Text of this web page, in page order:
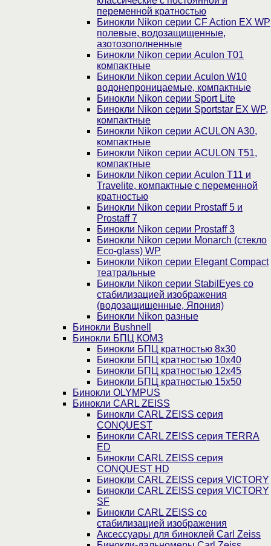
переменной кратностью
Бинокли Nikon серии СF Action EX WP
полевые, водозащищенные,
азотозополненные
Бинокли Nikon серии Aculon T01
компактные
Бинокли Nikon серии Aculon W10
водонепроницаемые, компактные
Бинокли Nikon серии Sport Lite
Бинокли Nikon серии Sportstar EX WP,
компактные
Бинокли Nikon серии ACULON A30,
компактные
Бинокли Nikon серии ACULON Т51,
компактные
Бинокли Nikon серии Aculon T11 и
Travelite, компактные с переменной
кратностью
Бинокли Nikon серии Prostaff 5 и
Prostaff 7
Бинокли Nikon серии Prostaff 3
Бинокли Nikon серии Monarch (стекло
Eco-glass) WP
Бинокли Nikon серии Elegant Compact
театральные
Бинокли Nikon серии StabilEyes со
стабилизацией изображения
(водозащищенные, Япония)
Бинокли Nikon разные
Бинокли Bushnell
Бинокли БПЦ КОМЗ
Бинокли БПЦ кратностью 8х30
Бинокли БПЦ кратностью 10х40
Бинокли БПЦ кратностью 12х45
Бинокли БПЦ кратностью 15х50
Бинокли OLYMPUS
Бинокли CARL ZEISS
Бинокли CARL ZEISS серия
CONQUEST
Бинокли CARL ZEISS серия TERRA
ED
Бинокли CARL ZEISS серия
CONQUEST HD
Бинокли CARL ZEISS серия VICTORY
Бинокли CARL ZEISS серия VICTORY
SF
Бинокли CARL ZEISS со
стабилизацией изображения
Аксессуары для биноклей Carl Zeiss